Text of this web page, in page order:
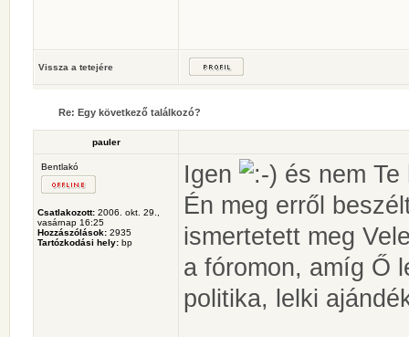
Vissza a tetejére
Re: Egy következő találkozó?
pauler
Bentlakó
Csatlakozott: 2006. okt. 29.,
vasárnap 16:25
Hozzászólások: 2935
Tartózkodási hely: bp
Igen
és nem
Én meg erről
ismertetett meg
a fóromon, amíg Ő
politika, lelki